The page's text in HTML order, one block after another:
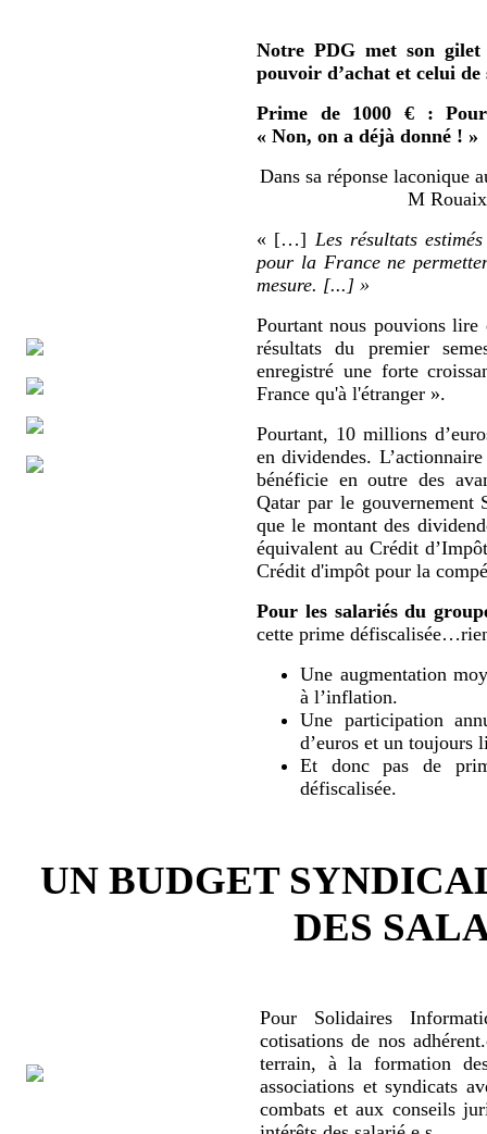
Notre PDG met son
pouvoir d’achat et celui de
Prime de 1000 € :
« Non, on a déjà donné ! »
Dans sa réponse laconique
M
« […] Les résultats
pour la France ne
mesure. [...] »
Pourtant nous pouvions lire
résultats du premier
enregistré une forte
France qu'à l'étranger ».
Pourtant, 10 millions
en dividendes.
bénéficie en outre des
Qatar par le gouvernement
que le montant des
équivalent au Crédit
Crédit d'impôt pour la
Pour les salariés du
cette prime
Une augmentation
à l’inflation.
Une participation
d’euros et un toujours
Et donc pas de
défiscalisée.
UN BUDGET
DES
Pour Solidaires
cotisations de nos
terrain, à la formation
associations et syndicats
combats et aux conseils